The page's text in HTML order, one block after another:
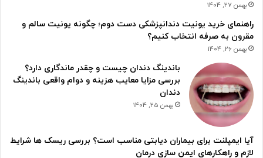
بهمن 27, 1404
راهنمای خرید یونیت دندانپزشکی دست دوم؛ چگونه یونیت سالم و
مقرون به صرفه انتخاب کنیم؟
بهمن 26, 1404
باندینگ دندان چیست و چقدر ماندگاری دارد؟
بررسی مزایا معایب هزینه و دوام واقعی باندینگ
دندان
بهمن 25, 1404
آیا ایمپلنت برای بیماران دیابتی مناسب است؟ بررسی ریسک ها شرایط
لازم و راهکارهای ایمن سازی درمان